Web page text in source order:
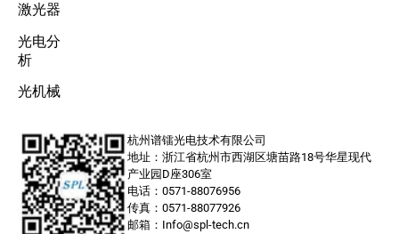
激光器
光电分
析
光机械
杭州谱镭光电技术有限公司
地址：浙江省杭州市西湖区塘苗路18号华星现代
产业园D座306室
电话：0571-88076956
传真：0571-88077926
邮箱：Info@spl-tech.cn